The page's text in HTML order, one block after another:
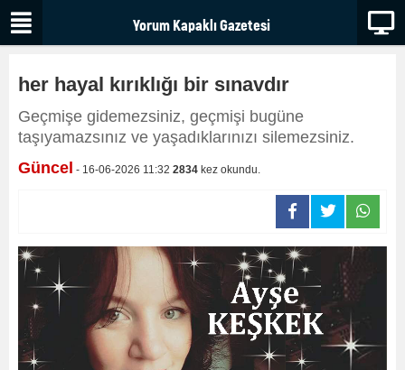
her hayal kırıklığı bir sınavdır
Geçmişe gidemezsiniz, geçmişi bugüne
taşıyamazsınız ve yaşadıklarınızı silemezsiniz.
Güncel - 16-06-2026 11:32 2834 kez okundu.